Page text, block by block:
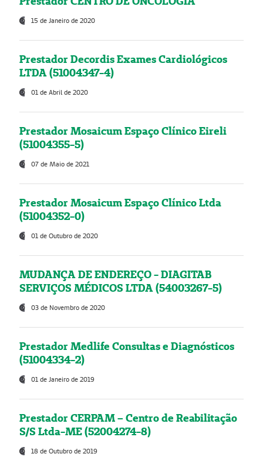
15 de Janeiro de 2020
Prestador Decordis Exames Cardiológicos
LTDA (51004347-4)
01 de Abril de 2020
Prestador Mosaicum Espaço Clínico Eireli
(51004355-5)
07 de Maio de 2021
Prestador Mosaicum Espaço Clínico Ltda
(51004352-0)
01 de Outubro de 2020
MUDANÇA DE ENDEREÇO - DIAGITAB
SERVIÇOS MÉDICOS LTDA (54003267-5)
03 de Novembro de 2020
Prestador Medlife Consultas e Diagnósticos
(51004334-2)
01 de Janeiro de 2019
Prestador CERPAM – Centro de Reabilitação
S/S Ltda-ME (52004274-8)
18 de Outubro de 2019